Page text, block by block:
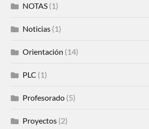
NOTAS (1)
Noticias (1)
Orientación (14)
PLC (1)
Profesorado (5)
Proyectos (2)